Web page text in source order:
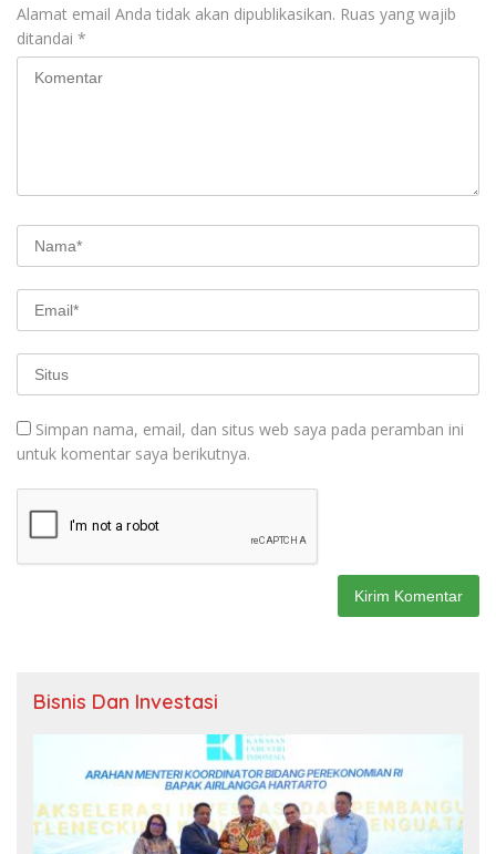
Alamat email Anda tidak akan dipublikasikan. Ruas yang wajib
ditandai *
Simpan nama, email, dan situs web saya pada peramban ini
untuk komentar saya berikutnya.
Bisnis Dan Investasi